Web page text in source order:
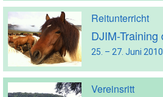
Reitunterricht
25. – 27. Juni 2010
Vereinsritt